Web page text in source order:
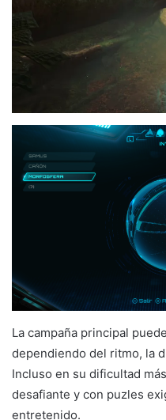
La campaña principal
dependiendo del ritmo, la
Incluso en su dificultad
desafiante y con puzles
entretenido.